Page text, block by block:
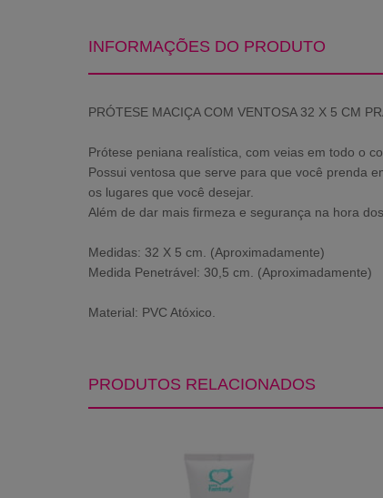
INFORMAÇÕES DO PRODUTO
PRÓTESE MACIÇA COM VENTOSA 32 X 5 CM
Prótese peniana realística, com veias em todo o
Possui ventosa que serve para que você prenda
os lugares que você desejar.
Além de dar mais firmeza e segurança na hora
Medidas: 32 X 5 cm. (Aproximadamente)
Medida Penetrável: 30,5 cm. (Aproximadamente)
Material: PVC Atóxico.
PRODUTOS RELACIONADOS